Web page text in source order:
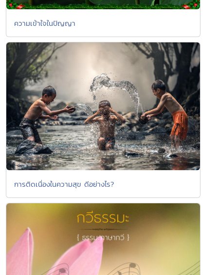
ความเข้าใจในปัญญา
การติดเนื่องในความสุข ดีอย่างไร?